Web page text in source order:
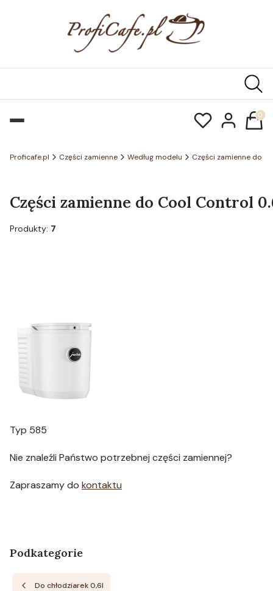
Proficafe.pl Części zamienne Według modelu Części zamienne do
Części zamienne do Cool Control
Produkty: 7
Typ 585
Nie znaleźli Państwo potrzebnej części zamiennej?
Zapraszamy do kontaktu
Podkategorie
Do chłodziarek 0,6l